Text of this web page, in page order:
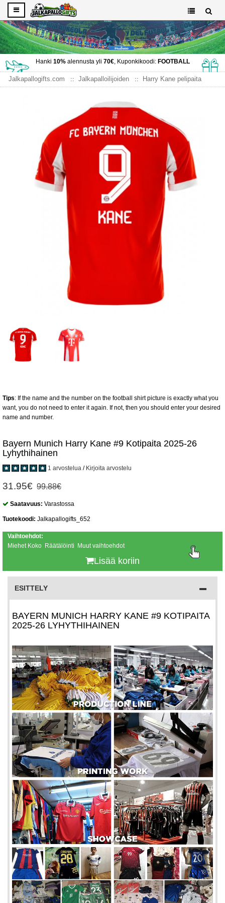
Hanki 10%alennusta yli 70€, Kuponkikoodi: FOOTBALL
Jalkapallogifts.com Jalkapalloilijoiden
Harry Kane pelipaita
Tips: If the name and the number on the football shirt picture is exactly what you
want, you do not need to enter it again. If not, then you should enter your desired
name and number.
Bayern Munich Harry Kane #9 Kotipaita 2025-26
Lyhythihainen
1 arvostelua / Kirjoita arvostelu
31.95€ 99.88€
Saatavuus: Varastossa
Tuotekoodi: Jalkapallogifts_652
Vaihtoehdot:
Miehet Koko Räätälöinti Muut vaihtoehdot
Lisää koriin
ESITTELY
BAYERN MUNICH HARRY KANE #9 KOTIPAITA
2025-26 LYHYTHIHAINEN